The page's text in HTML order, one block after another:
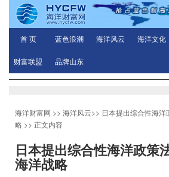
首 页 蓝色浪潮 海洋风云 海洋文化
财富联盟 品牌山东
海洋财富网 >> 海洋风云>> 日本提出综合性海
略 >> 正文内容
日本提出综合性海洋政策
海洋战略